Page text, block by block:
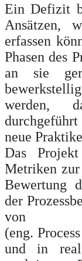
Ein Defizit
Ansätzen,
erfassen
Phasen des
an sie
werden,
neue
Das
Metriken
Bewertung
der
von
(eng. Process
und in